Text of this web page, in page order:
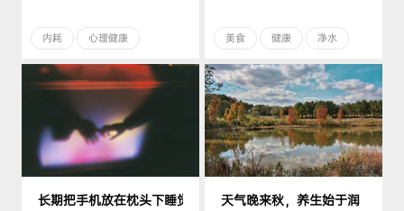
内耗 心理健康 美食 健康 净水
长期把手机放在枕头下睡觉，会发生什么 ？天气晚来秋，养生始于润